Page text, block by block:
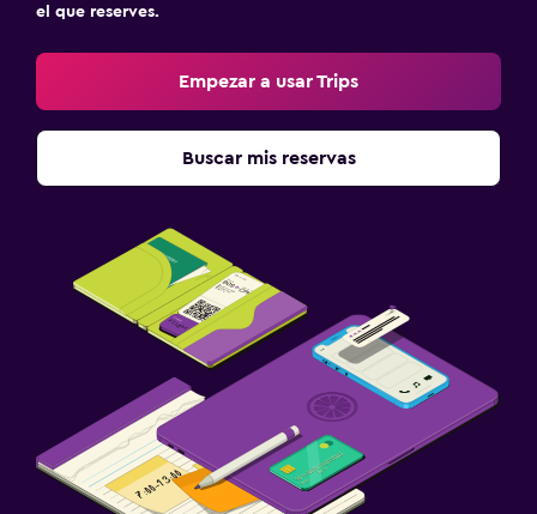
el que reserves.
Empezar a usar Trips
Buscar mis reservas